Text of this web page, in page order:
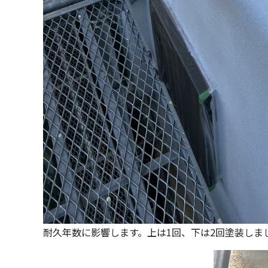
耐久年数に影響します。上は1回、下は2回塗装しま